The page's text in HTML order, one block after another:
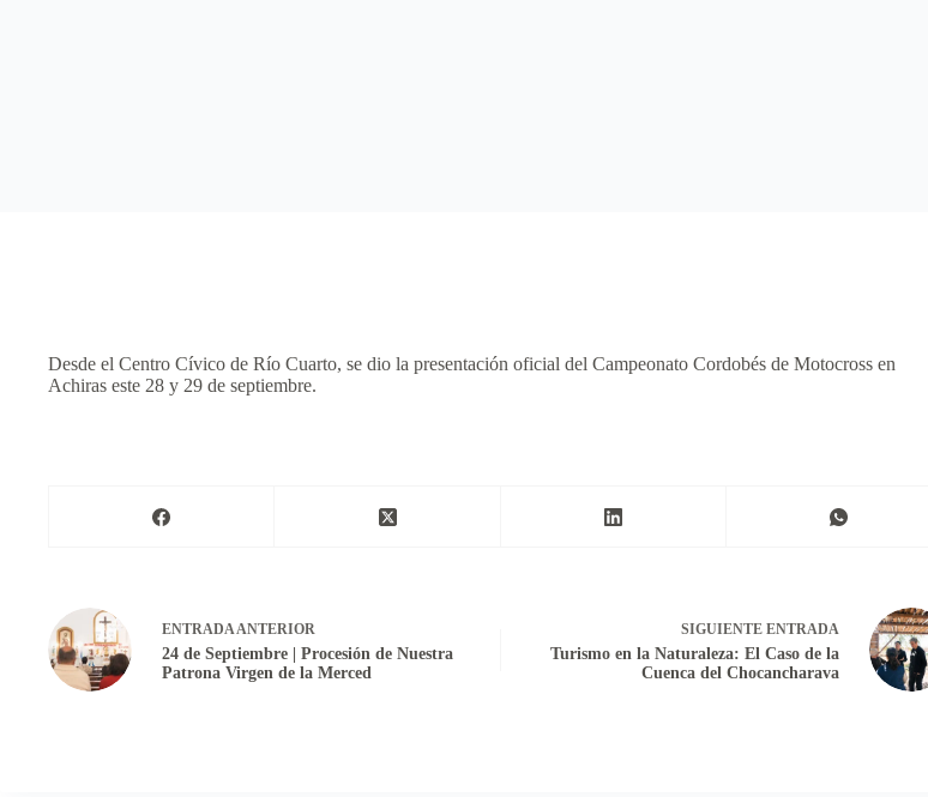
Desde el Centro Cívico de Río Cuarto, se dio la presentación oficial del Campeonato Cordobés de Motocross en
Achiras este 28 y 29 de septiembre.
ENTRADA ANTERIOR
24 de Septiembre | Procesión de Nuestra
Patrona Virgen de la Merced
SIGUIENTE ENTRADA
Turismo en la Naturaleza: El Caso de la
Cuenca del Chocancharava